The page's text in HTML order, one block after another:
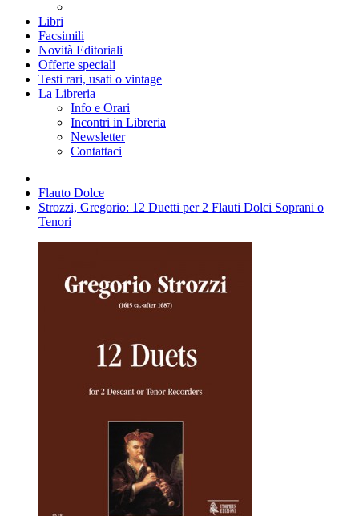
Libri
Facsimili
Novità Editoriali
Offerte speciali
Testi rari, usati o vintage
La Libreria
Info e Orari
Incontri in Libreria
Newsletter
Contattaci
Flauto Dolce
Strozzi, Gregorio: 12 Duetti per 2 Flauti Dolci Soprani o
Tenori